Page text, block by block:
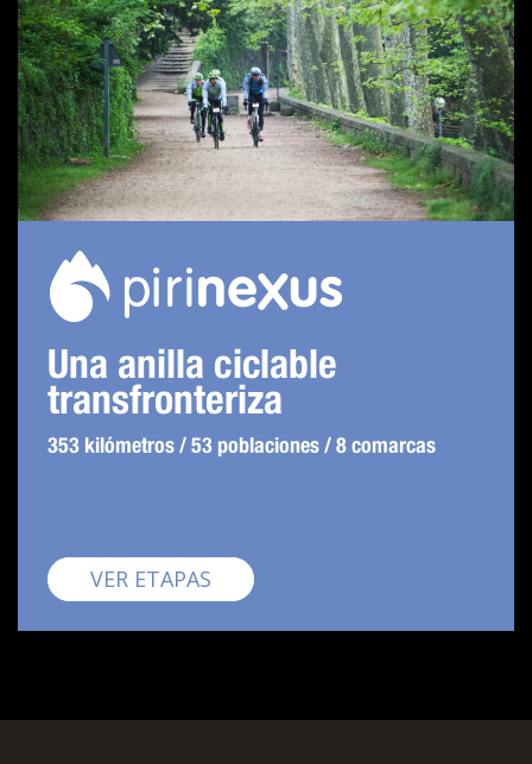
Una anilla ciclable
transfronteriza
353 kilómetros / 53 poblaciones / 8 comarcas
VER ETAPAS Pirinexus